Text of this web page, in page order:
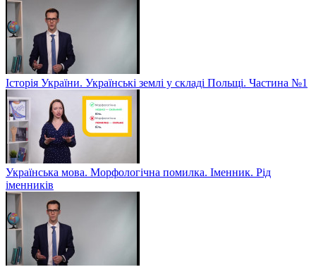
Історія України. Українські землі у складі Польщі. Частина №1
Українська мова. Морфологічна помилка. Іменник. Рід
іменників